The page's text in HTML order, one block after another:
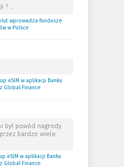
? …
wprowadza fundusze
w Polsce
eSIM w aplikacji Banku
Global Finance
był powód nagrody.
bardzo wiele
eSIM w aplikacji Banku
Global Finance